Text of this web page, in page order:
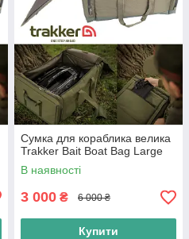
Сумка для кораблика велика
Trakker Bait Boat Bag Large
В наявності
3 000 ₴ 6 000 ₴
Купити